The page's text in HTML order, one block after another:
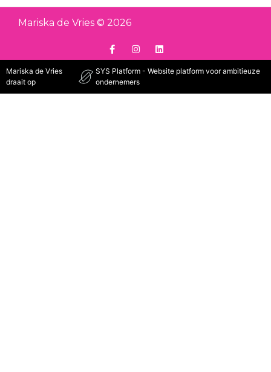
Mariska de Vries © 2026
Mariska de Vries
draait op
SYS Platform - Website platform voor ambitieuze
ondernemers